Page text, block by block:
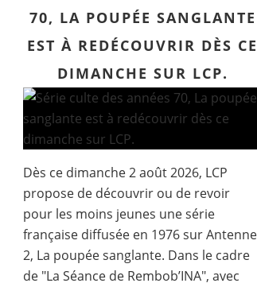
70, LA POUPÉE SANGLANTE
EST À REDÉCOUVRIR DÈS CE
DIMANCHE SUR LCP.
Dès ce dimanche 2 août 2026, LCP
propose de découvrir ou de revoir
pour les moins jeunes une série
française diffusée en 1976 sur Antenne
2, La poupée sanglante. Dans le cadre
de "La Séance de Rembob’INA", avec